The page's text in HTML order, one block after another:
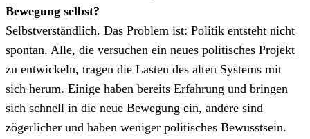
Bewegung selbst?
Selbstverständlich. Das Problem ist: Politik entsteht nicht
spontan. Alle, die versuchen ein neues politisches Projekt
zu entwickeln, tragen die Lasten des alten Systems mit
sich herum. Einige haben bereits Erfahrung und bringen
sich schnell in die neue Bewegung ein, andere sind
zögerlicher und haben weniger politisches Bewusstsein.